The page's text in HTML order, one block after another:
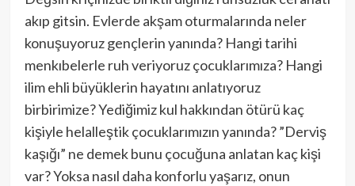
akıp gitsin. Evlerde akşam oturmalarında neler
konuşuyoruz gençlerin yanında? Hangi tarihi
menkıbelerle ruh veriyoruz çocuklarımıza? Hangi
ilim ehli büyüklerin hayatını anlatıyoruz
birbirimize? Yediğimiz kul hakkından ötürü kaç
kişiyle helalleştik çocuklarımızın yanında? ”Derviş
kaşığı” ne demek bunu çocuğuna anlatan kaç kişi
var? Yoksa nasıl daha konforlu yaşarız, onun